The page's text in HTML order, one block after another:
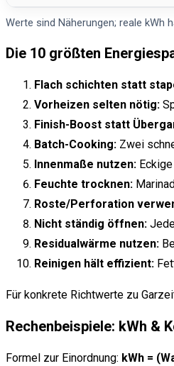
Werte sind Näherungen; reale kWh
Die 10 größten
Flach schichten statt
Vorheizen selten nötig:
Finish-Boost statt
Batch-Cooking: Zwei
Innenmaße nutzen:
Feuchte trocknen:
Roste/Perforation
Nicht ständig öffnen:
Residualwärme nutzen:
Reinigen hält effizient:
Für konkrete Richtwerte zu
Rechenbeispiele: kWh &
Formel zur Einordnung: kWh =